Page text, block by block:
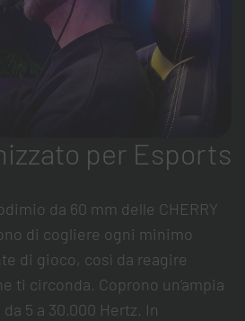
per Esports
da 60 mm delle CHERRY
di cogliere ogni minimo
di gioco, così da reagire
ti circonda. Coprono un’ampia
5 a 30.000 Hertz. In